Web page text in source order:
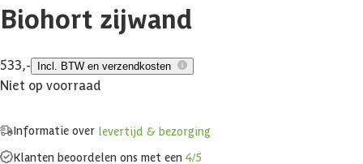
Biohort zijwand
533,- Incl. BTW en verzendkosten
Niet op voorraad
Informatie over levertijd & bezorging
Klanten beoordelen ons met een 4/5